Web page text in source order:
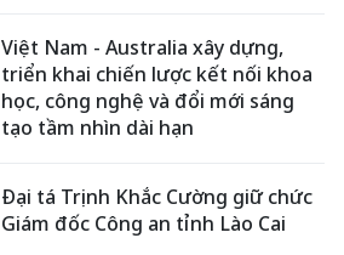
Việt Nam - Australia xây dựng,
triển khai chiến lược kết nối khoa
học, công nghệ và đổi mới sáng
tạo tầm nhìn dài hạn
Đại tá Trịnh Khắc Cường giữ chức
Giám đốc Công an tỉnh Lào Cai